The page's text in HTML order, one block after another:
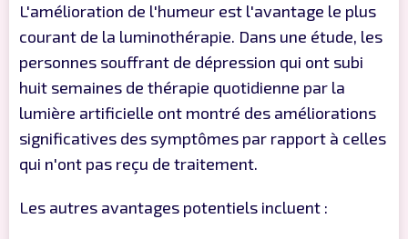
L'amélioration de l'humeur est l'avantage le plus
courant de la luminothérapie. Dans une étude, les
personnes souffrant de dépression qui ont subi
huit semaines de thérapie quotidienne par la
lumière artificielle ont montré des améliorations
significatives des symptômes par rapport à celles
qui n'ont pas reçu de traitement.
Les autres avantages potentiels incluent :